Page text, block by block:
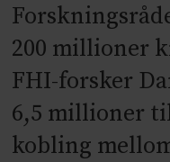
200 millioner
FHI-forsker
6,5 millioner
kobling